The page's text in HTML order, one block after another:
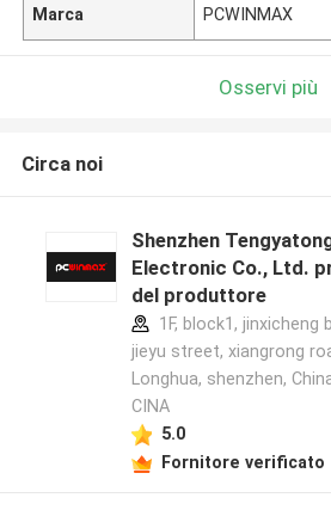
Marca PCWINMAX
Osservi più
Circa noi
Shenzhen
Electronic Co., Ltd.
del produttore
1F, block1, jinxicheng
jieyu street, xiangrong
Longhua, shenzhen,
CINA
5.0
Fornitore verificato